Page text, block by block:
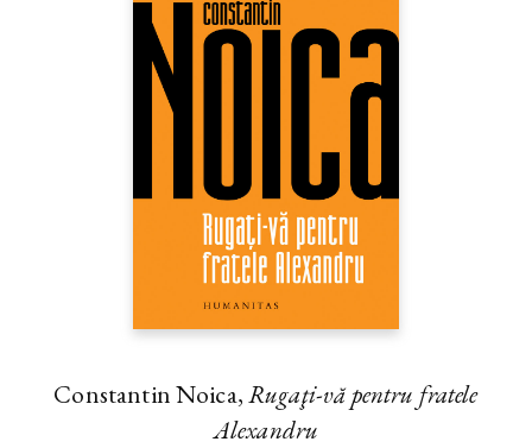
Constantin Noica,Rugaţi-vă pentru fratele
Alexandru